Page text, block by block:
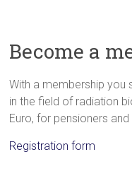
Become a
With a membership
in the field of radiation
Euro, for pensioners
Registration form